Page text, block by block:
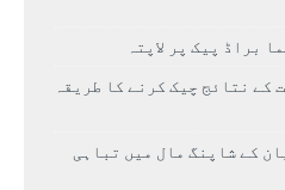
کے نتائج چیک کرنے کا طریقہ
کے شاپنگ مال میں تباہی